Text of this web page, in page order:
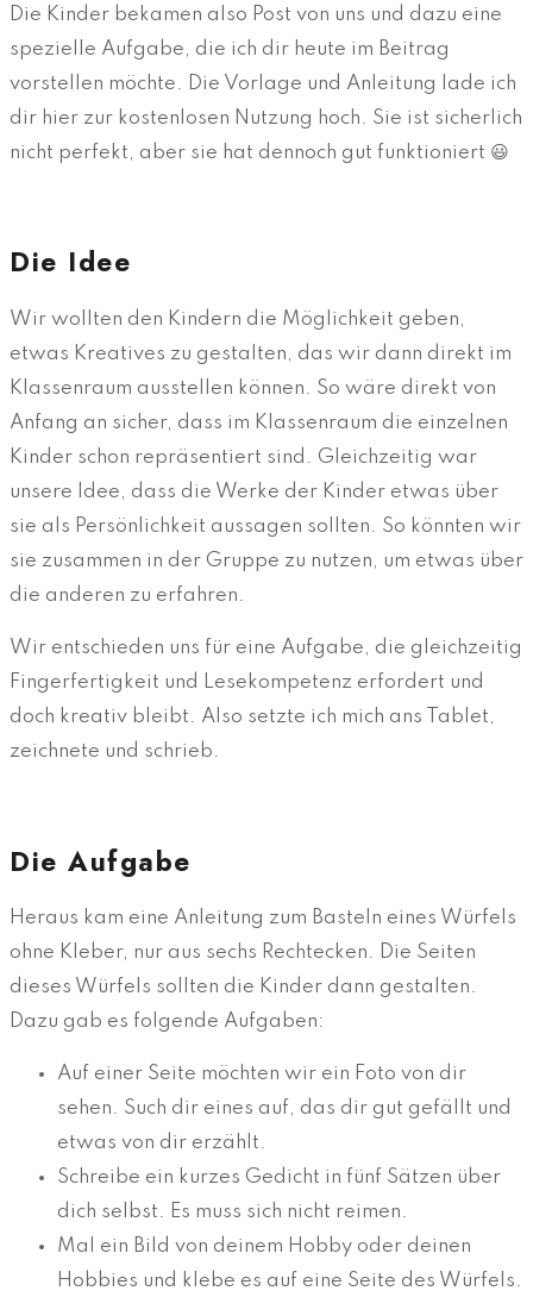
Die Kinder bekamen also Post von uns und dazu eine
spezielle Aufgabe, die ich dir heute im Beitrag
vorstellen möchte. Die Vorlage und Anleitung lade ich
dir hier zur kostenlosen Nutzung hoch. Sie ist sicherlich
nicht perfekt, aber sie hat dennoch gut funktioniert 😃
Die Idee
Wir wollten den Kindern die Möglichkeit geben,
etwas Kreatives zu gestalten, das wir dann direkt im
Klassenraum ausstellen können. So wäre direkt von
Anfang an sicher, dass im Klassenraum die einzelnen
Kinder schon repräsentiert sind. Gleichzeitig war
unsere Idee, dass die Werke der Kinder etwas über
sie als Persönlichkeit aussagen sollten. So könnten wir
sie zusammen in der Gruppe zu nutzen, um etwas über
die anderen zu erfahren.
Wir entschieden uns für eine Aufgabe, die gleichzeitig
Fingerfertigkeit und Lesekompetenz erfordert und
doch kreativ bleibt. Also setzte ich mich ans Tablet,
zeichnete und schrieb.
Die Aufgabe
Heraus kam eine Anleitung zum Basteln eines Würfels
ohne Kleber, nur aus sechs Rechtecken. Die Seiten
dieses Würfels sollten die Kinder dann gestalten.
Dazu gab es folgende Aufgaben:
Auf einer Seite möchten wir ein Foto von dir
sehen. Such dir eines auf, das dir gut gefällt und
etwas von dir erzählt.
Schreibe ein kurzes Gedicht in fünf Sätzen über
dich selbst. Es muss sich nicht reimen.
Mal ein Bild von deinem Hobby oder deinen
Hobbies und klebe es auf eine Seite des Würfels.